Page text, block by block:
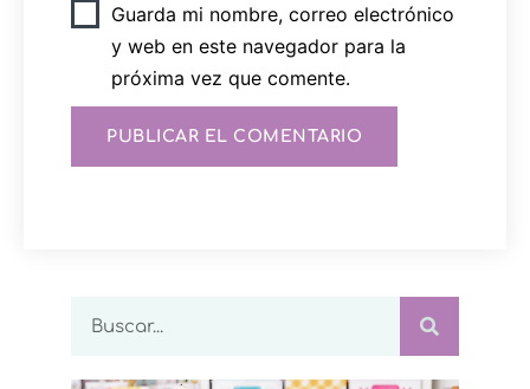
Guarda mi nombre, correo electrónico
y web en este navegador para la
próxima vez que comente.